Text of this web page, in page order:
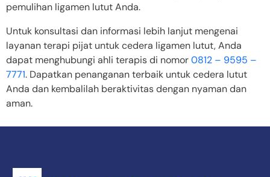
pemulihan ligamen lutut Anda.
Untuk konsultasi dan informasi lebih lanjut mengenai
layanan terapi pijat untuk cedera ligamen lutut, Anda
dapat menghubungi ahli terapis di nomor0812 – 9595 –
7771. Dapatkan penanganan terbaik untuk cedera lutut
Anda dan kembalilah beraktivitas dengan nyaman dan
aman.